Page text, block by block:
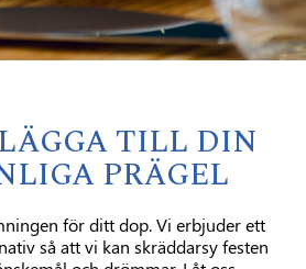
TILL DIN
PRÄGEL
för ditt dop. Vi erbjuder ett
så att vi kan skräddarsy festen